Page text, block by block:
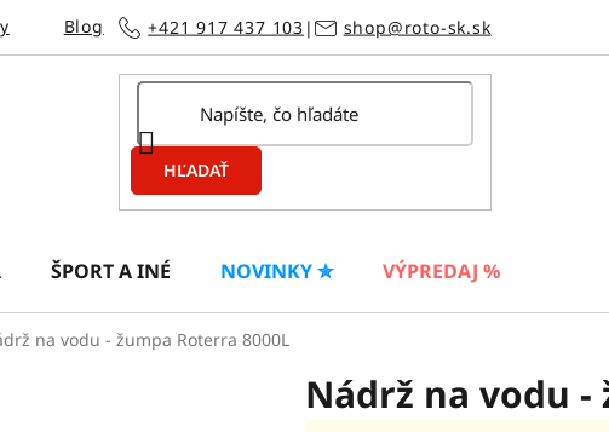
Blog +421 917 437 103 | shop@roto-sk.sk
HĽADAŤ
ŠPORT A INÉ NOVINKY ✮ VÝPREDAJ %
na vodu - žumpa Roterra 8000L
Nádrž na vodu -